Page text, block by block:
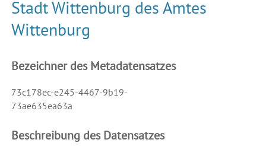
Stadt Wittenburg des Amtes
Wittenburg
Bezeichner des Metadatensatzes
73c178ec-e245-4467-9b19-
73ae635ea63a
Beschreibung des Datensatzes